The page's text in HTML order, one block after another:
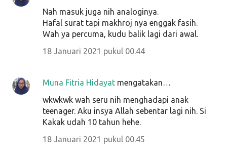
Nah masuk juga nih analoginya.
Hafal surat tapi makhroj nya enggak fasih.
Wah ya percuma, kudu balik lagi dari awal.
18 Januari 2021 pukul 00.44
Muna Fitria Hidayat mengatakan…
wkwkwk wah seru nih menghadapi anak
teenager. Aku insya Allah sebentar lagi nih. Si
Kakak udah 10 tahun hehe.
18 Januari 2021 pukul 00.45